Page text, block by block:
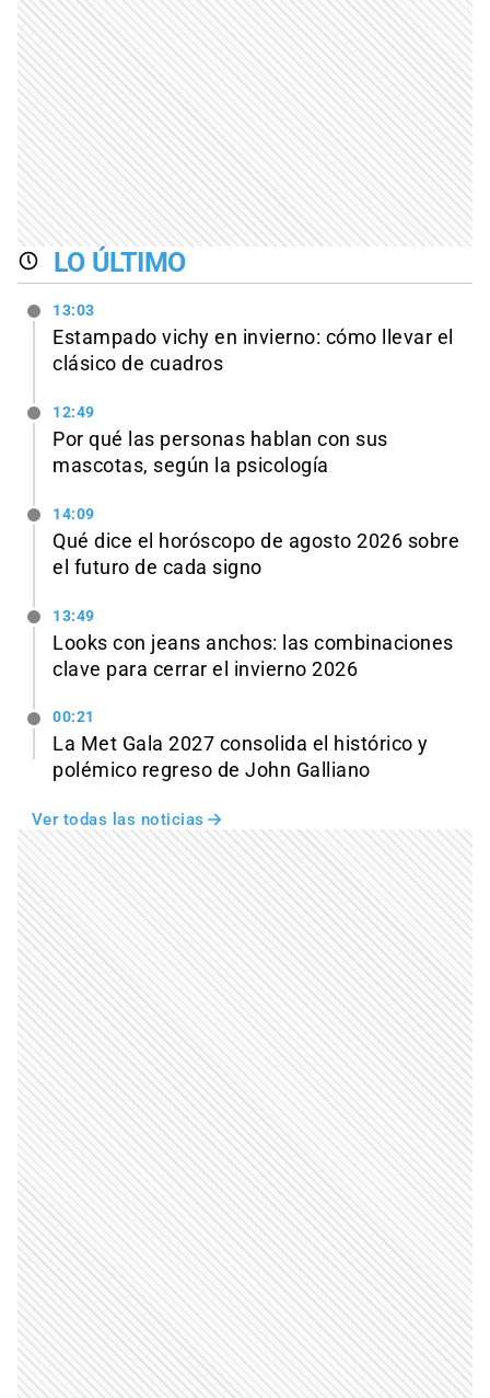
LO ÚLTIMO
13:03
Estampado vichy en invierno: cómo llevar el
clásico de cuadros
12:49
Por qué las personas hablan con sus
mascotas, según la psicología
14:09
Qué dice el horóscopo de agosto 2026 sobre
el futuro de cada signo
13:49
Looks con jeans anchos: las combinaciones
clave para cerrar el invierno 2026
00:21
La Met Gala 2027 consolida el histórico y
polémico regreso de John Galliano
Ver todas las noticias